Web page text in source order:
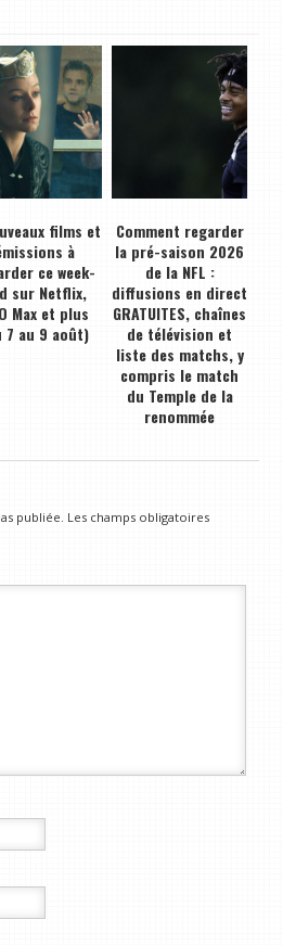
films et
à
ce week-
sur Netflix,
Max et plus
7 au 9 août)
Comment regarder
la pré-saison 2026
de la NFL :
diffusions en direct
GRATUITES, chaînes
de télévision et
liste des matchs, y
compris le match
du Temple de la
renommée
publiée. Les champs obligatoires